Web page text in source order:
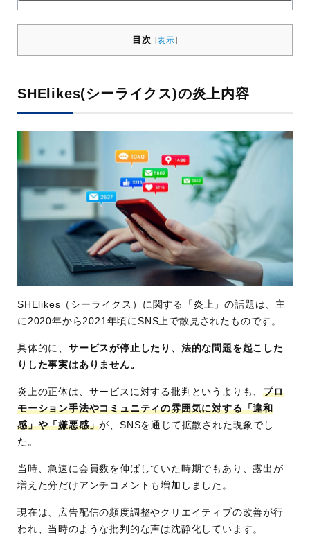
目次 [表示]
SHElikes(シーライクス)の炎上内容
SHElikes（シーライクス）に関する「炎上」の話題は、主
に2020年から2021年頃にSNS上で散見されたものです。
具体的に、 サービスが停止したり、法的な問題を起こした
りした事実はありません。
炎上の正体は、サービスに対する批判というよりも、プロ
モーション手法やコミュニティの雰囲気に対する「違和
感」や「嫌悪感」が、SNSを通じて拡散された現象でし
た。
当時、急速に会員数を伸ばしていた時期でもあり、露出が
増えた分だけアンチコメントも増加しました。
現在は、広告配信の頻度調整やクリエイティブの改善が行
われ、当時のような批判的な声は沈静化しています。